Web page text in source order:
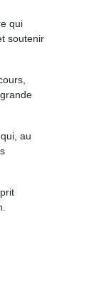
qui
soutenir
au